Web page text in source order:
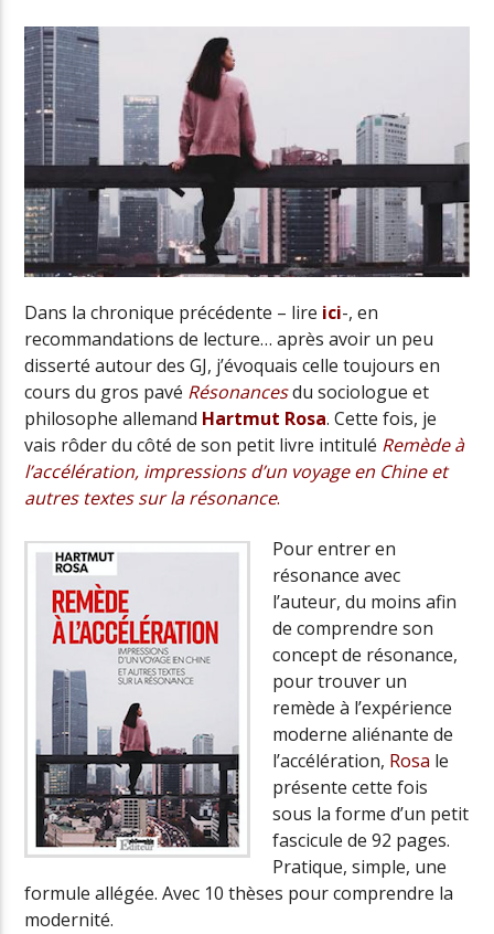
Radio Univers
Dans la chronique précédente – lire ici-, en
recommandations de lecture… après avoir un peu
disserté autour des GJ, j’évoquais celle toujours en
cours du gros pavé Résonancesdu sociologue et
philosophe allemand Hartmut Rosa. Cette fois, je
vais rôder du côté de son petit livre intitulé Remède à
l’accélération, impressions d’un voyage en Chine et
autres textes sur la résonance.
Pour entrer en
résonance avec
l’auteur, du moins afin
de comprendre son
concept de résonance,
pour trouver un
remède à l’expérience
moderne aliénante de
l’accélération, Rosa le
présente cette fois
sous la forme d’un petit
fascicule de 92 pages.
Pratique, simple, une
formule allégée. Avec 10 thèses pour comprendre la
modernité.